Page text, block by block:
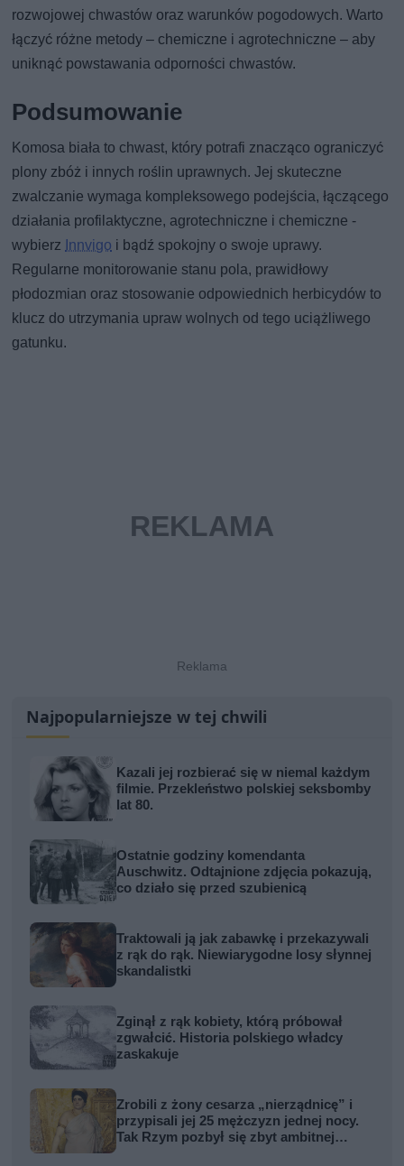
rozwojowej chwastów oraz warunków pogodowych. Warto
łączyć różne metody – chemiczne i agrotechniczne – aby
uniknąć powstawania odporności chwastów.
Podsumowanie
Komosa biała to chwast, który potrafi znacząco ograniczyć
plony zbóż i innych roślin uprawnych. Jej skuteczne
zwalczanie wymaga kompleksowego podejścia, łączącego
działania profilaktyczne, agrotechniczne i chemiczne -
wybierz Innvigo i bądź spokojny o swoje uprawy.
Regularne monitorowanie stanu pola, prawidłowy
płodozmian oraz stosowanie odpowiednich herbicydów to
klucz do utrzymania upraw wolnych od tego uciążliwego
gatunku.
Najpopularniejsze w tej chwili
Kazali jej rozbierać się w niemal każdym
filmie. Przekleństwo polskiej seksbomby
lat 80.
Ostatnie godziny komendanta
Auschwitz. Odtajnione zdjęcia pokazują,
co działo się przed szubienicą
Traktowali ją jak zabawkę i przekazywali
z rąk do rąk. Niewiarygodne losy słynnej
skandalistki
Zginął z rąk kobiety, którą próbował
zgwałcić. Historia polskiego władcy
zaskakuje
Zrobili z żony cesarza „nierządnicę” i
przypisali jej 25 mężczyzn jednej nocy.
Tak Rzym pozbył się zbyt ambitnej